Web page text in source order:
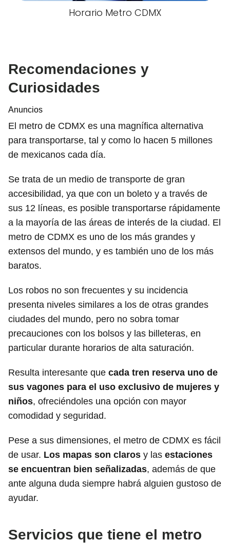
Horario Metro CDMX
Recomendaciones y
Curiosidades
Anuncios
El metro de CDMX es una magnífica alternativa
para transportarse, tal y como lo hacen 5 millones
de mexicanos cada día.
Se trata de un medio de transporte de gran
accesibilidad, ya que con un boleto y a través de
sus 12 líneas, es posible transportarse rápidamente
a la mayoría de las áreas de interés de la ciudad. El
metro de CDMX es uno de los más grandes y
extensos del mundo, y es también uno de los más
baratos.
Los robos no son frecuentes y su incidencia
presenta niveles similares a los de otras grandes
ciudades del mundo, pero no sobra tomar
precauciones con los bolsos y las billeteras, en
particular durante horarios de alta saturación.
Resulta interesante que cada tren reserva uno de
sus vagones para el uso exclusivo de mujeres y
niños, ofreciéndoles una opción con mayor
comodidad y seguridad.
Pese a sus dimensiones, el metro de CDMX es fácil
de usar. Los mapas son claros y las estaciones
se encuentran bien señalizadas, además de que
ante alguna duda siempre habrá alguien gustoso de
ayudar.
Servicios que tiene el metro